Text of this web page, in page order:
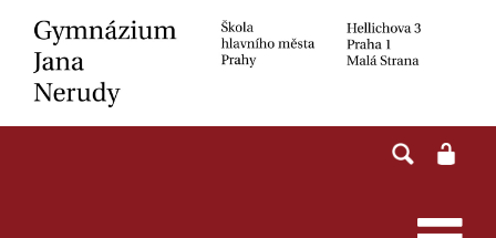
content